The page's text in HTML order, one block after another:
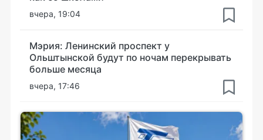
вчера, 19:04
Мэрия: Ленинский проспект у
Ольштынской будут по ночам перекрывать
больше месяца
вчера, 17:46